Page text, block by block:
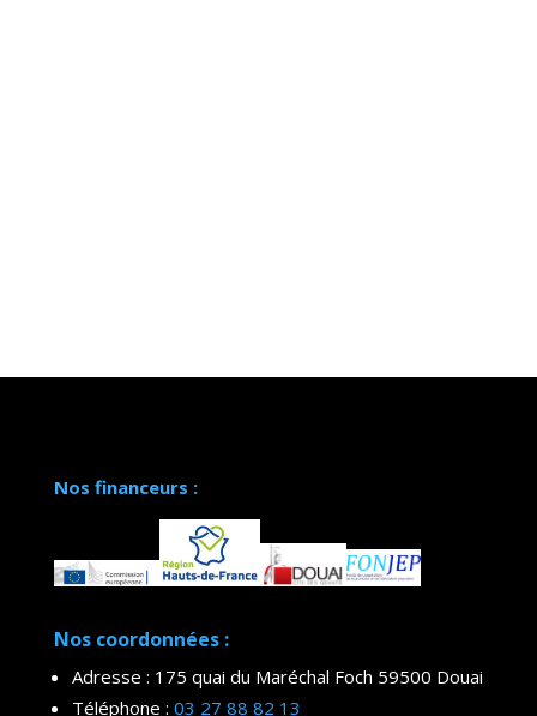
Nos financeurs :
Nos coordonnées :
Adresse : 175 quai du Maréchal Foch 59500 Douai
Téléphone : 03 27 88 82 13